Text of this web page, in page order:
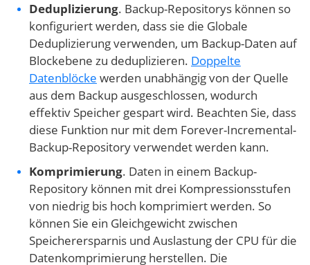
Deduplizierung. Backup-Repositorys können so
konfiguriert werden, dass sie die Globale
Deduplizierung verwenden, um Backup-Daten auf
Blockebene zu deduplizieren. Doppelte
Datenblöcke werden unabhängig von der Quelle
aus dem Backup ausgeschlossen, wodurch
effektiv Speicher gespart wird. Beachten Sie, dass
diese Funktion nur mit dem Forever-Incremental-
Backup-Repository verwendet werden kann.
Komprimierung. Daten in einem Backup-
Repository können mit drei Kompressionsstufen
von niedrig bis hoch komprimiert werden. So
können Sie ein Gleichgewicht zwischen
Speicherersparnis und Auslastung der CPU für die
Datenkomprimierung herstellen. Die